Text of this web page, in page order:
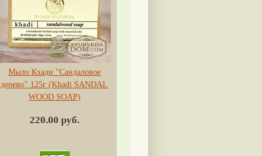
Мыло Кхади "Сандаловое
дерево" 125г (Khadi SANDAL
WOOD SOAP)
220.00 руб.